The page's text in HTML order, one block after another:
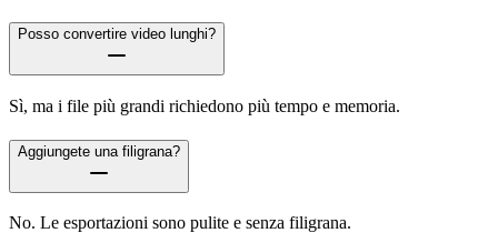
Posso convertire video lunghi?
Sì, ma i file più grandi richiedono più tempo e memoria.
Aggiungete una filigrana?
No. Le esportazioni sono pulite e senza filigrana.